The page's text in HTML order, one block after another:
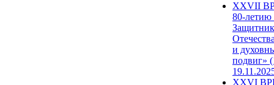
ХХVII
80-
и
подвиг»
XXVI